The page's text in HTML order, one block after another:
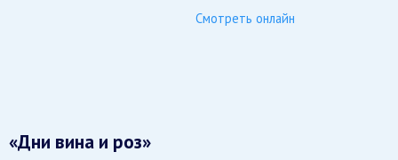
Смотреть онлайн
«Дни вина и роз»